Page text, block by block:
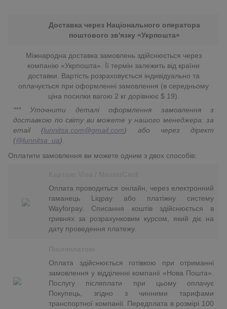
Доставка через Національного оператора
поштового зв'язку «Укрпошта»
Міжнародна доставка замовлень здійснюється через
компанію «Укрпошта». Її термін залежить від країни
доставки. Вартість розраховується індивідуально та
оплачується при оформленні замовлення (в середньому
ціна посилки вагою 2 кг дорівнює $ 19).
*** Уточнити деталі оформлення замовлення з
доставкою по світу ви можете у нашого менеджера: за
email (lunnitsa.com@gmail.com) або через дірект
(@lunnitsa_ua).
Оплатити замовлення ви можете одним з двох способів:
Оплата проводиться онлайн, через електронний
гаманець Liqpay або платіжну систему
Wayforpay. Списання коштів здійснюється в
гривнях за розрахунковим курсом, який діє на
дату проведення платежу.
Оплата здійснюється готівкою при отриманні
замовлення у відділенні компанії «Нова Пошта».
Послугу післяплати при цьому оплачує
Покупець, згідно з чинними тарифами
транспортної компанії. Передплата в розмірі 100